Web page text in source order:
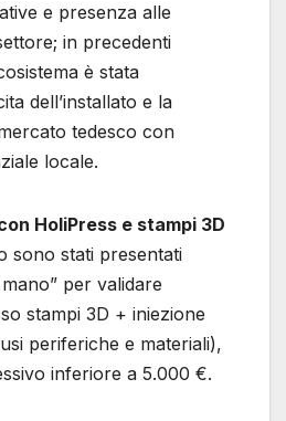
e presenza alle
in precedenti
è stata
dell’installato e la
tedesco con
locale.
HoliPress e stampi 3D
sono stati presentati
per validare
stampi 3D + iniezione
periferiche e materiali),
inferiore a 5.000 €.